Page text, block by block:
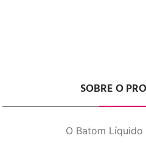
SOBRE O
O Batom